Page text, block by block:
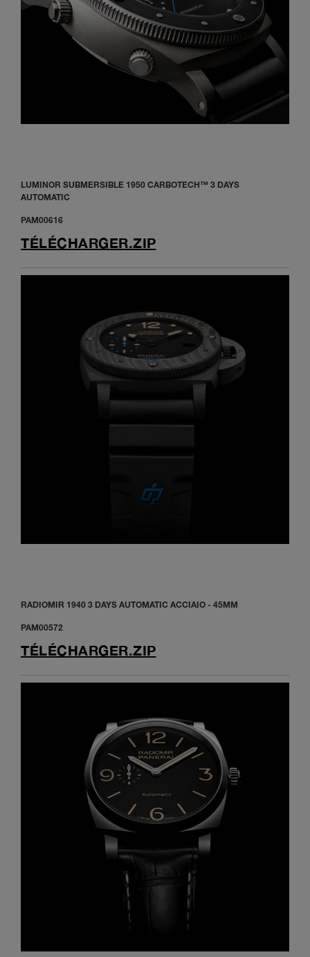
LUMINOR SUBMERSIBLE 1950 CARBOTECH™ 3 DAYS
AUTOMATIC
PAM00616
TÉLÉCHARGER.ZIP
RADIOMIR 1940 3 DAYS AUTOMATIC ACCIAIO - 45MM
PAM00572
TÉLÉCHARGER.ZIP